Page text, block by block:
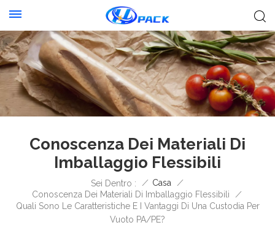
Conoscenza Dei Materiali Di
Imballaggio Flessibili
Sei Dentro : / Casa
/
Conoscenza Dei Materiali Di Imballaggio Flessibili
/
Quali Sono Le Caratteristiche E I Vantaggi Di Una Custodia Per
Vuoto PA/PE?